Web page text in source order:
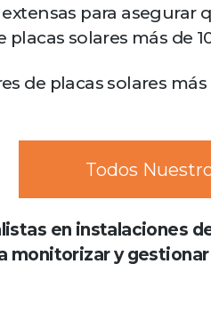
para
solares más de
de placas solares más
Todos
en instalaciones
monitorizar y gestionar